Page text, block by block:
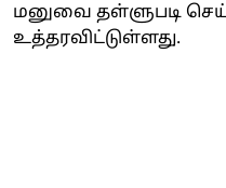
மனுவை தள்ளுபடி
உத்தரவிட்டுள்ளது.